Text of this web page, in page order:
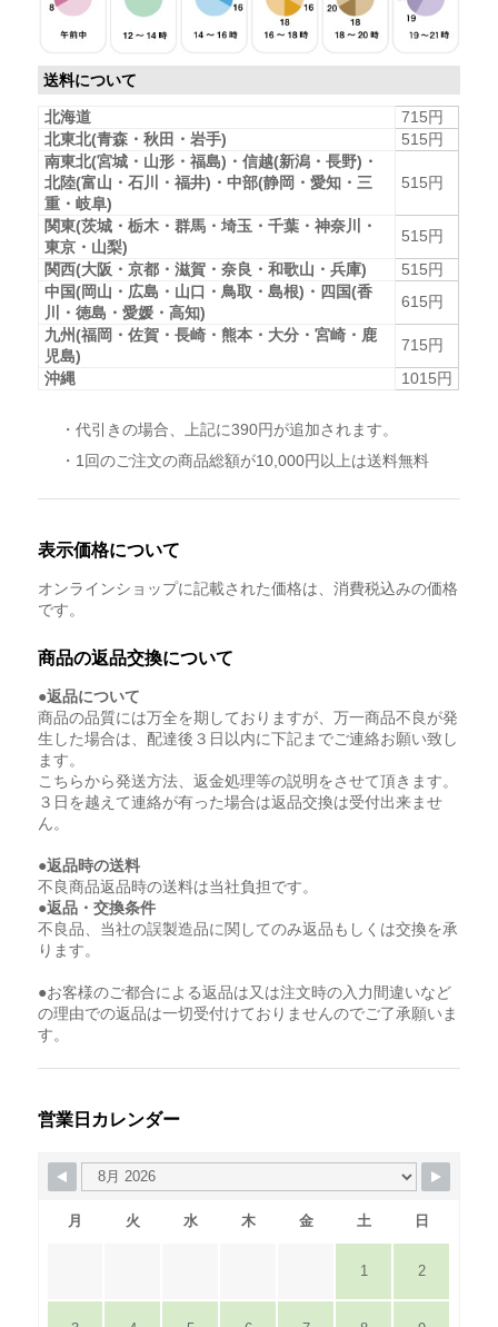
送料について
北海道
715円
北東北(青森・秋田・岩手)
515円
南東北(宮城・山形・福島)・信越(新潟・長野)・
北陸(富山・石川・福井)・中部(静岡・愛知・三
重・岐阜)
515円
関東(茨城・栃木・群馬・埼玉・千葉・神奈川・
東京・山梨)
515円
関西(大阪・京都・滋賀・奈良・和歌山・兵庫)
515円
中国(岡山・広島・山口・鳥取・島根)・四国(香
川・徳島・愛媛・高知)
615円
九州(福岡・佐賀・長崎・熊本・大分・宮崎・鹿
児島)
715円
沖縄
1015円
・代引きの場合、上記に390円が追加されます。
・1回のご注文の商品総額が10,000円以上は送料無料
表示価格について
オンラインショップに記載された価格は、消費税込みの価格
です。
商品の返品交換について
●返品について
商品の品質には万全を期しておりますが、万一商品不良が発
生した場合は、配達後３日以内に下記までご連絡お願い致し
ます。
こちらから発送方法、返金処理等の説明をさせて頂きます。
３日を越えて連絡が有った場合は返品交換は受付出来ませ
ん。
●返品時の送料
不良商品返品時の送料は当社負担です。
●返品・交換条件
不良品、当社の誤製造品に関してのみ返品もしくは交換を承
ります。
●お客様のご都合による返品は又は注文時の入力間違いなど
の理由での返品は一切受付けておりませんのでご了承願いま
す。
営業日カレンダー
月 火 水 木 金 土 日
1 2